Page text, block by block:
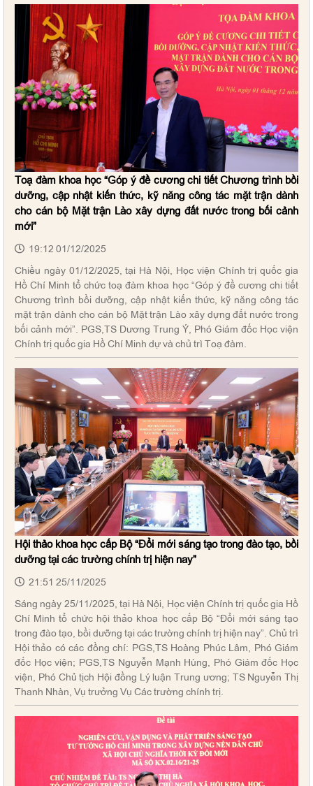
Toạ đàm khoa học “Góp ý đề cương chi tiết Chương trình bồi
dưỡng, cập nhật kiến thức, kỹ năng công tác mặt trận dành
cho cán bộ Mặt trận Lào xây dựng đất nước trong bối cảnh
mới”
19:12 01/12/2025
Chiều ngày 01/12/2025, tại Hà Nội, Học viện Chính trị quốc gia
Hồ Chí Minh tổ chức toạ đàm khoa học “Góp ý đề cương chi tiết
Chương trình bồi dưỡng, cập nhật kiến thức, kỹ năng công tác
mặt trận dành cho cán bộ Mặt trận Lào xây dựng đất nước trong
bối cảnh mới”. PGS,TS Dương Trung Ý, Phó Giám đốc Học viện
Chính trị quốc gia Hồ Chí Minh dự và chủ trì Toạ đàm.
Hội thảo khoa học cấp Bộ “Đổi mới sáng tạo trong đào tạo, bồi
dưỡng tại các trường chính trị hiện nay”
21:51 25/11/2025
Sáng ngày 25/11/2025, tại Hà Nội, Học viện Chính trị quốc gia Hồ
Chí Minh tổ chức hội thảo khoa học cấp Bộ “Đổi mới sáng tạo
trong đào tạo, bồi dưỡng tại các trường chính trị hiện nay”. Chủ trì
Hội thảo có các đồng chí: PGS,TS Hoàng Phúc Lâm, Phó Giám
đốc Học viện; PGS,TS Nguyễn Mạnh Hùng, Phó Giám đốc Học
viện, Phó Chủ tịch Hội đồng Lý luận Trung ương; TS Nguyễn Thị
Thanh Nhàn, Vụ trưởng Vụ Các trường chính trị.